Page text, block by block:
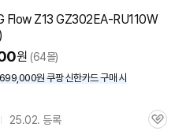
Flow Z13 GZ302EA-RU110W
원 (64몰)
원 쿠팡 신한카드 구매 시
25.02. 등록
관